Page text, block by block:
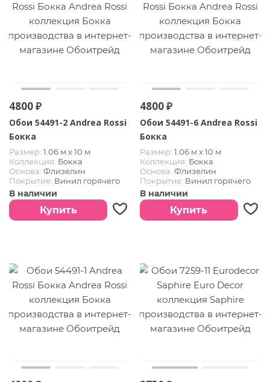
4800 ₽
Обои 54491-2 Andrea Rossi
Бокка
Размер: 1.06 м х 10 м
Коллекция: Бокка
Основа: Флизелин
Покрытие: Винил горячего
тиснения
В наличии
Купить
4800 ₽
Обои 54491-6 Andrea Rossi
Бокка
Размер: 1.06 м х 10 м
Коллекция: Бокка
Основа: Флизелин
Покрытие: Винил горячего
тиснения
В наличии
Купить